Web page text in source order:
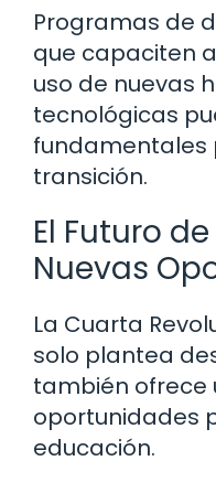
Programas de
que capaciten
uso de nuevas
tecnológicas
fundamentales
transición.
El Futuro
Nuevas
La Cuarta
solo plantea
también ofrece
oportunidades
educación.